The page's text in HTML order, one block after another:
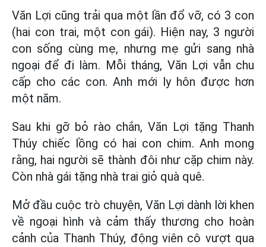
Văn Lợi cũng trải qua một lần đổ vỡ, có 3 con
(hai con trai, một con gái). Hiện nay, 3 người
con sống cùng mẹ, nhưng mẹ gửi sang nhà
ngoại để đi làm. Mỗi tháng, Văn Lợi vẫn chu
cấp cho các con. Anh mới ly hôn được hơn
một năm.
Sau khi gỡ bỏ rào chắn, Văn Lợi tặng Thanh
Thúy chiếc lồng có hai con chim. Anh mong
rằng, hai người sẽ thành đôi như cặp chim này.
Còn nhà gái tặng nhà trai giỏ quà quê.
Mở đầu cuộc trò chuyện, Văn Lợi dành lời khen
về ngoại hình và cảm thấy thương cho hoàn
cảnh của Thanh Thúy, động viên cô vượt qua